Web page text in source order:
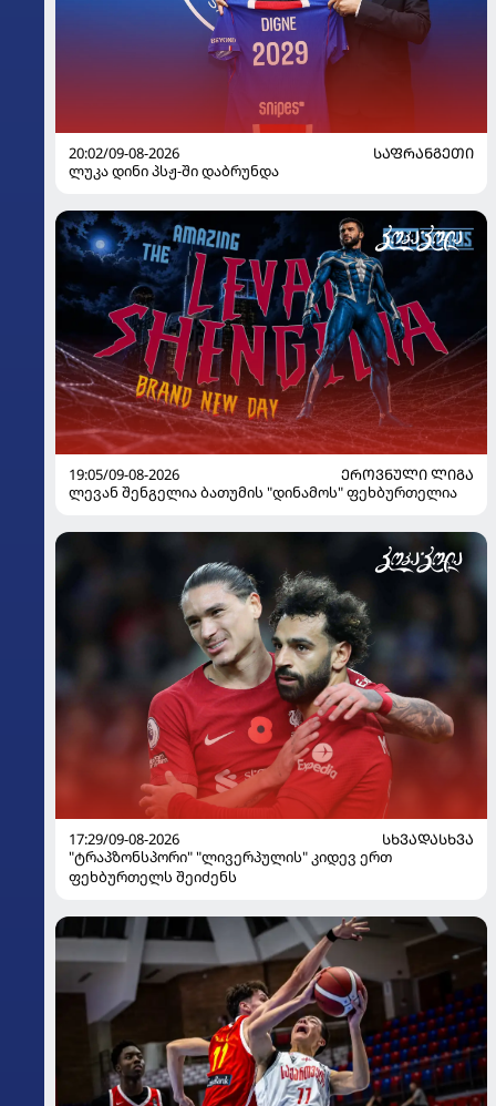
20:02/09-08-2026
ᲡᲐᲤᲠᲐᲜᲒᲔᲗᲘ
ლუკა დინი პსჟ-ში დაბრუნდა
19:05/09-08-2026
ᲔᲠᲝᲕᲜᲣᲚᲘ ᲚᲘᲒᲐ
ლევან შენგელია ბათუმის "დინამოს" ფეხბურთელია
17:29/09-08-2026
ᲡᲮᲕᲐᲓᲐᲡᲮᲕᲐ
"ტრაპზონსპორი" "ლივერპულის" კიდევ ერთ
ფეხბურთელს შეიძენს